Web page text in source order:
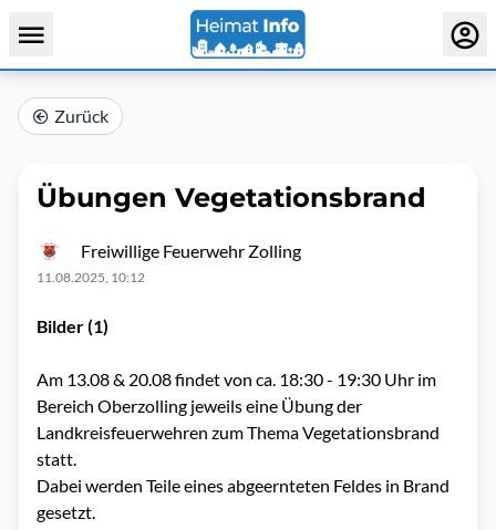
Zurück
Übungen Vegetationsbrand
Freiwillige Feuerwehr Zolling
11.08.2025, 10:12
Bilder (1)
Am 13.08 & 20.08 findet von ca. 18:30 - 19:30 Uhr im
Bereich Oberzolling jeweils eine Übung der
Landkreisfeuerwehren zum Thema Vegetationsbrand
statt.
Dabei werden Teile eines abgeernteten Feldes in Brand
gesetzt.